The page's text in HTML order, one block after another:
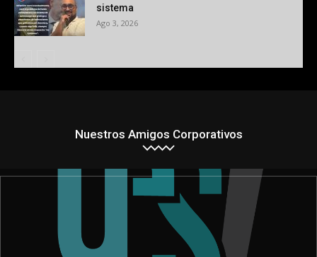
sistema
Ago 3, 2026
Nuestros Amigos Corporativos